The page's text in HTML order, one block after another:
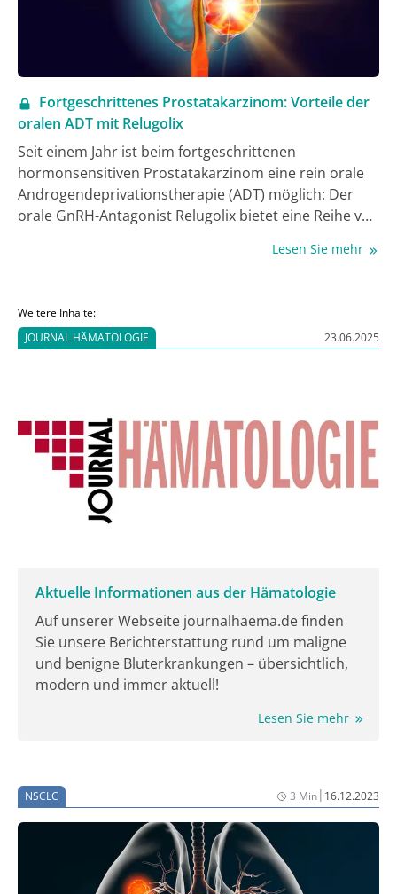
Fortgeschrittenes Prostatakarzinom: Vorteile der
oralen ADT mit Relugolix
Seit einem Jahr ist beim fortgeschrittenen
hormonsensitiven Prostatakarzinom eine rein orale
Androgendeprivationstherapie (ADT) möglich: Der
orale GnRH-Antagonist Relugolix bietet eine Reihe von
Lesen Sie mehr
Weitere Inhalte:
JOURNAL HÄMATOLOGIE
23.06.2025
Aktuelle Informationen aus der Hämatologie
Auf unserer Webseite journalhaema.de finden
Sie unsere Berichterstattung rund um maligne
und benigne Bluterkrankungen – übersichtlich,
modern und immer aktuell!
Lesen Sie mehr
NSCLC 3 Min| 16.12.2023